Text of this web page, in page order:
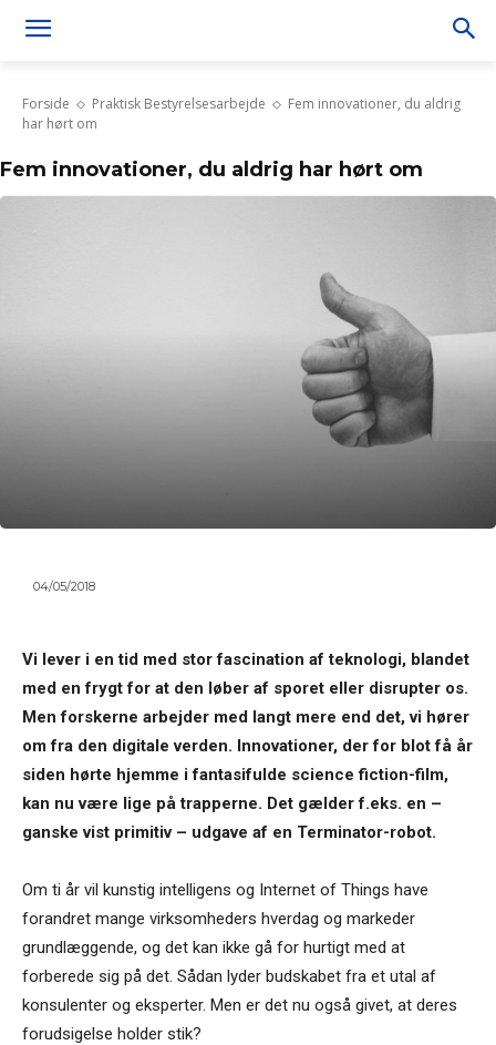
Forside Praktisk Bestyrelsesarbejde
Fem innovationer, du aldrig
har hørt om
Fem innovationer, du aldrig har hørt om
04/05/2018
Vi lever i en tid med stor fascination af teknologi, blandet
med en frygt for at den løber af sporet eller disrupter os.
Men forskerne arbejder med langt mere end det, vi hører
om fra den digitale verden. Innovationer, der for blot få år
siden hørte hjemme i fantasifulde science fiction-film,
kan nu være lige på trapperne. Det gælder f.eks. en –
ganske vist primitiv – udgave af en Terminator-robot.
Om ti år vil kunstig intelligens og Internet of Things have
forandret mange virksomheders hverdag og markeder
grundlæggende, og det kan ikke gå for hurtigt med at
forberede sig på det. Sådan lyder budskabet fra et utal af
konsulenter og eksperter. Men er det nu også givet, at deres
forudsigelse holder stik?